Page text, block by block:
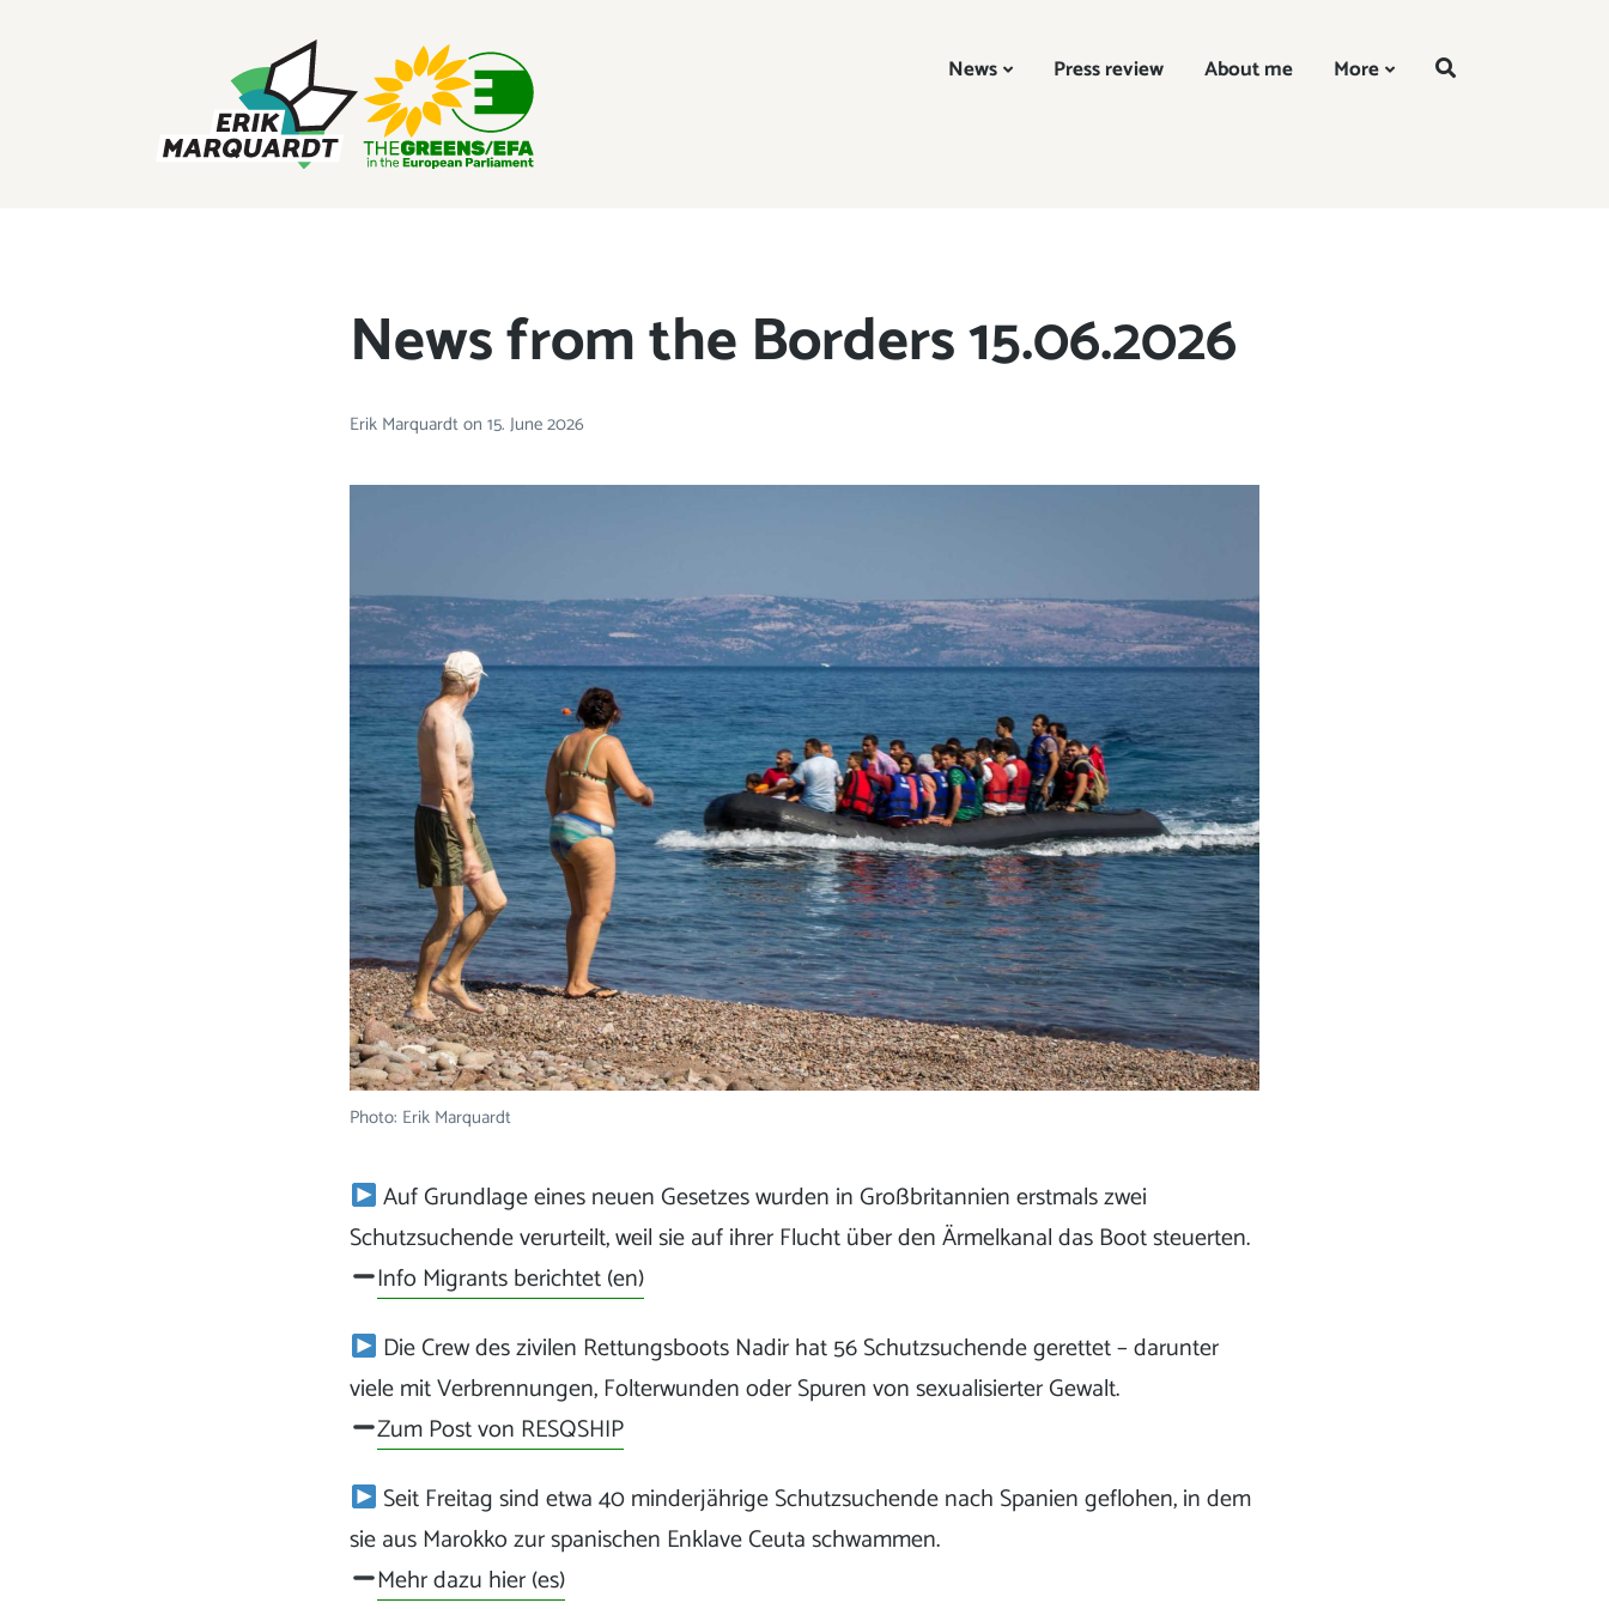
News Press review About me More
News from the Borders 15.06.2026
Erik Marquardton 15. June 2026
Photo: Erik Marquardt
Auf Grundlage eines neuen Gesetzes wurden in Großbritannien erstmals zwei
Schutzsuchende verurteilt, weil sie auf ihrer Flucht über den Ärmelkanal das Boot steuerten.
Info Migrants berichtet (en)
Die Crew des zivilen Rettungsboots Nadir hat 56 Schutzsuchende gerettet – darunter
viele mit Verbrennungen, Folterwunden oder Spuren von sexualisierter Gewalt.
Zum Post von RESQSHIP
Seit Freitag sind etwa 40 minderjährige Schutzsuchende nach Spanien geflohen, in dem
sie aus Marokko zur spanischen Enklave Ceuta schwammen.
Mehr dazu hier (es)